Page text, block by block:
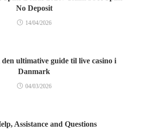
No Deposit
14/04/2026
ultimative guide til live casino i
Danmark
04/03/2026
Assistance and Questions